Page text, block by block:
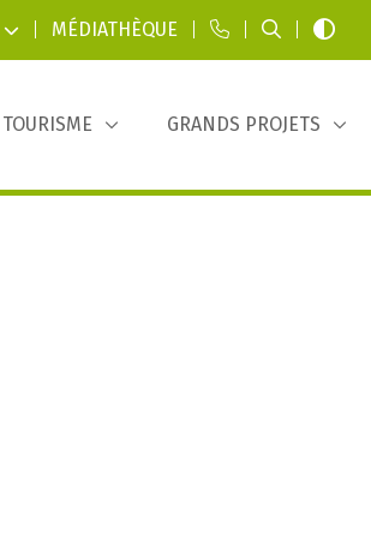
MÉDIATHÈQUE
TOURISME GRANDS PROJETS